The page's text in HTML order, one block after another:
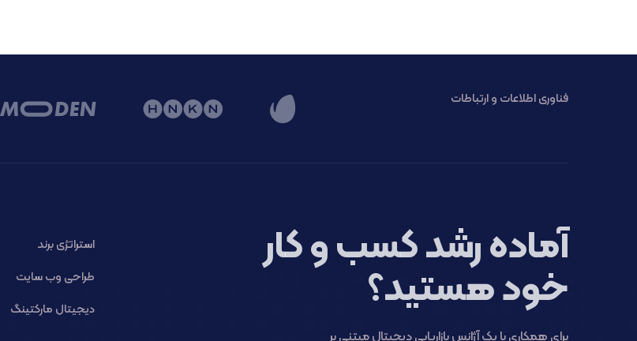
فناوری اطلاعات و ارتباطات
آماده رشد کسب و کار
خود هستید؟
برای همکاری با یک آژانس بازاریابی دیجیتال مبتنی بر
استراتژی برند
طراحی وب سایت
دیجیتال مارکتینگ